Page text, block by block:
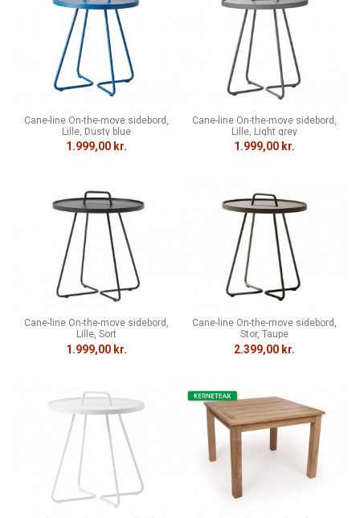
Cane-line On-the-move sidebord,
Lille, Dusty blue
1.999,00 kr.
Cane-line On-the-move sidebord,
Lille, Light grey
1.999,00 kr.
Cane-line On-the-move sidebord,
Lille, Sort
1.999,00 kr.
Cane-line On-the-move sidebord,
Stor, Taupe
2.399,00 kr.